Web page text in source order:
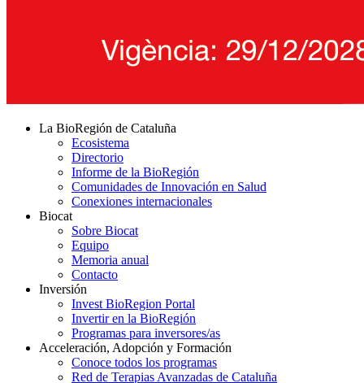
La BioRegión de Cataluña
Ecosistema
Directorio
Informe de la BioRegión
Comunidades de Innovación en Salud
Conexiones internacionales
Biocat
Sobre Biocat
Equipo
Memoria anual
Contacto
Inversión
Invest BioRegion Portal
Invertir en la BioRegión
Programas para inversores/as
Acceleración, Adopción y Formación
Conoce todos los programas
Red de Terapias Avanzadas de Cataluña